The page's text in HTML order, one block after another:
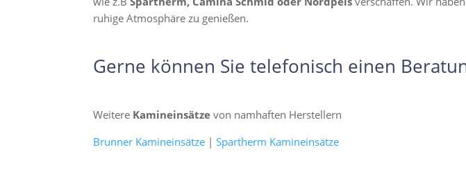
ruhige Atmosphäre zu genießen.
Gerne können Sie telefonisch einen
Weitere Kamineinsätze von namhaften Herstellern
Brunner Kamineinsätze |Spartherm Kamineinsätze